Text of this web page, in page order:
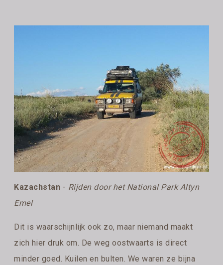
Kazachstan - Rijden door het National Park Altyn
Emel
Dit is waarschijnlijk ook zo, maar niemand maakt
zich hier druk om. De weg oostwaarts is direct
minder goed. Kuilen en bulten. We waren ze bijna